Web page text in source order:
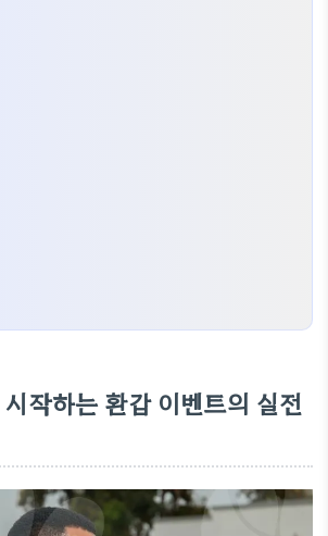
작하는 환갑 이벤트의 실전